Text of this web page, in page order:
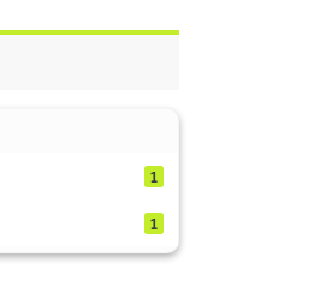
1
1